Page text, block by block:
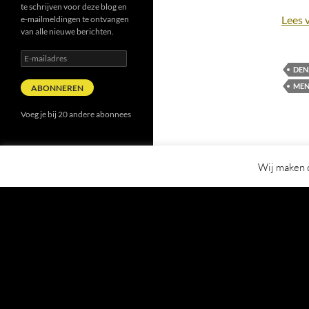
Lees
te schrijven voor deze blog en
e-mailmeldingen te ontvangen
van alle nieuwe berichten.
E-
mailadres
ABONNEREN
Voeg je bij 20 andere abonnees
Wij maken